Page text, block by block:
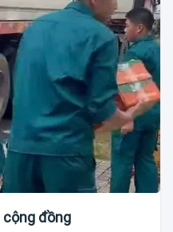
đồng